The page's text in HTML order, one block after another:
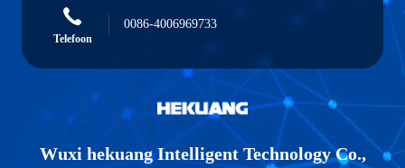
Telefoon
0086-4006969733
Wuxi hekuang Intelligent Technology Co.,